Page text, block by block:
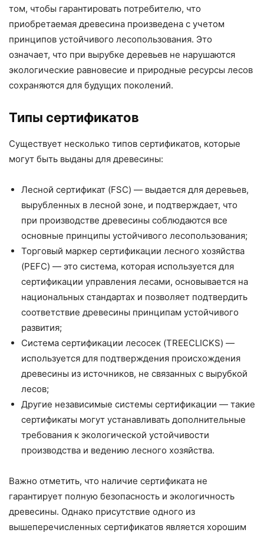
том, чтобы гарантировать потребителю, что
приобретаемая древесина произведена с учетом
принципов устойчивого лесопользования. Это
означает, что при вырубке деревьев не нарушаются
экологические равновесие и природные ресурсы лесов
сохраняются для будущих поколений.
Типы сертификатов
Существует несколько типов сертификатов, которые
могут быть выданы для древесины:
Лесной сертификат (FSC) — выдается для деревьев,
вырубленных в лесной зоне, и подтверждает, что
при производстве древесины соблюдаются все
основные принципы устойчивого лесопользования;
Торговый маркер сертификации лесного хозяйства
(PEFC) — это система, которая используется для
сертификации управления лесами, основывается на
национальных стандартах и позволяет подтвердить
соответствие древесины принципам устойчивого
развития;
Система сертификации лесосек (TREECLICKS) —
используется для подтверждения происхождения
древесины из источников, не связанных с вырубкой
лесов;
Другие независимые системы сертификации — такие
сертификаты могут устанавливать дополнительные
требования к экологической устойчивости
производства и ведению лесного хозяйства.
Важно отметить, что наличие сертификата не
гарантирует полную безопасность и экологичность
древесины. Однако присутствие одного из
вышеперечисленных сертификатов является хорошим